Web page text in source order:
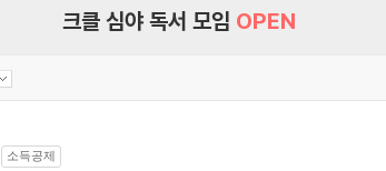
크클 심야 독서 모임 OPEN
소득공제